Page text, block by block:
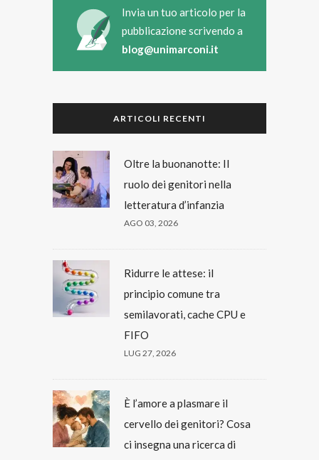
Invia un tuo articolo per la
pubblicazione scrivendo a
blog@unimarconi.it
ARTICOLI RECENTI
Oltre la buonanotte: Il
ruolo dei genitori nella
letteratura d’infanzia
AGO 03, 2026
Ridurre le attese: il
principio comune tra
semilavorati, cache CPU e
FIFO
LUG 27, 2026
È l’amore a plasmare il
cervello dei genitori? Cosa
ci insegna una ricerca di